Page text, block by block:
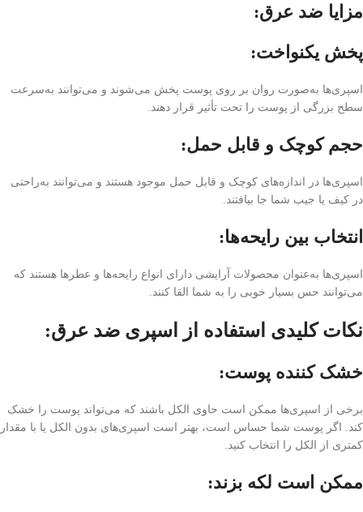
مزایا ضد عرق:
پخش یکنواخت:
اسپری‌ها به‌صورت روان بر روی پوست پخش می‌شوند و می‌توانند به‌سرعت
سطح بزرگی از پوست را تحت تأثیر قرار دهند.
حجم کوچک و قابل حمل:
اسپری‌ها در اندازه‌های کوچک و قابل حمل موجود هستند و می‌توانند به‌راحتی
در کیف یا جیب شما جا بیافتند.
انتخاب بین رایحه‌ها:
اسپری‌ها به‌عنوان محصولات آرایشی دارای انواع رایحه‌ها و عطرها هستند که
می‌توانند حس بسیار خوبی را به شما القا کنند.
نکات کلیدی استفاده از اسپری ضد عرق:
خشک کننده پوست:
برخی از اسپری‌ها ممکن است حاوی الکل باشند که می‌تواند پوست را خشک
کند. اگر پوست شما حساس است، بهتر است اسپری‌های بدون الکل یا با مقدار
کمتری از الکل را انتخاب کنید.
ممکن است لکه بزند: